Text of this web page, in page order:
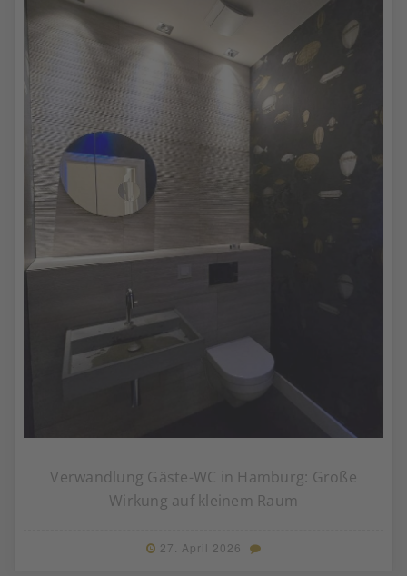
Verwandlung Gäste-WC in Hamburg: Große
Wirkung auf kleinem Raum
27. April 2026